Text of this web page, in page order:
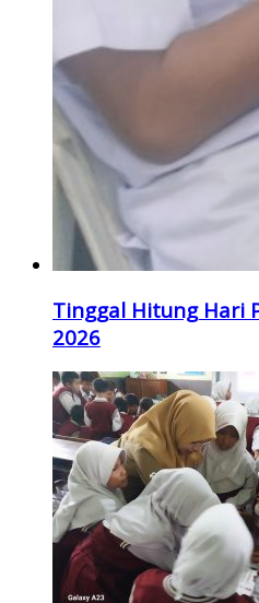
Tinggal Hitung Hari
2026